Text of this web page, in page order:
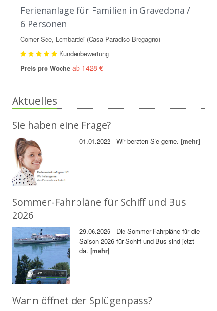
Ferienanlage für Familien in Gravedona /
6 Personen
Comer See, Lombardei (Casa Paradiso Bregagno)
Kundenbewertung
Preis pro Woche ab 1428 €
Aktuelles
Sie haben eine Frage?
01.01.2022 - Wir beraten Sie gerne.[mehr]
Sommer-Fahrpläne für Schiff und Bus
2026
29.06.2026 - Die Sommer-Fahrpläne für die
Saison 2026 für Schiff und Bus sind jetzt
da.[mehr]
Wann öffnet der Splügenpass?